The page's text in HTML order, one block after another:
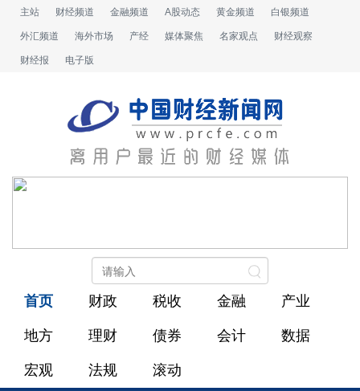
主站 财经频道 金融频道 A股动态 黄金频道 白银频道
外汇频道 海外市场 产经 媒体聚焦 名家观点 财经观察
财经报 电子版
首页 财政 税收 金融 产业
地方 理财 债券 会计 数据
宏观 法规 滚动